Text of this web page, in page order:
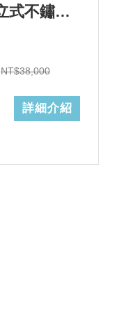
利勃單溫區獨立式不鏽鋼酒櫃60瓶>型號：WKb 1712+基本安裝
NT$38,000
詳細介紹